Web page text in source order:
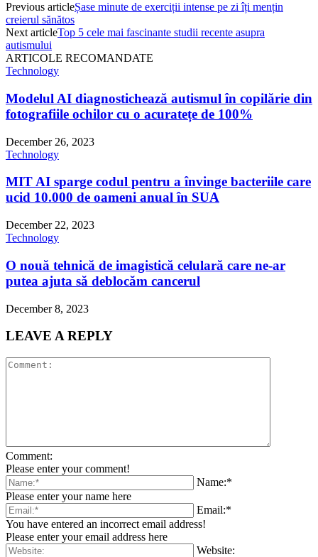
Previous articleȘase minute de exerciții intense pe zi îți mențin
creierul sănătos
Next articleTop 5 cele mai fascinante studii recente asupra
autismului
ARTICOLE RECOMANDATE
Technology
Modelul AI diagnostichează autismul în copilărie din
fotografiile ochilor cu o acuratețe de 100%
December 26, 2023
Technology
MIT AI sparge codul pentru a învinge bacteriile care
ucid 10.000 de oameni anual în SUA
December 22, 2023
Technology
O nouă tehnică de imagistică celulară care ne-ar
putea ajuta să deblocăm cancerul
December 8, 2023
LEAVE A REPLY
Comment:
Please enter your comment!
Name:*
Please enter your name here
Email:*
You have entered an incorrect email address!
Please enter your email address here
Website: